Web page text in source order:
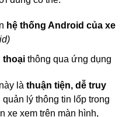
hệ thống Android của xe
thoạithông qua ứng dụng
là thuận tiện, dễ truy
lý thông tin lốp trong
xe xem trên màn hình,